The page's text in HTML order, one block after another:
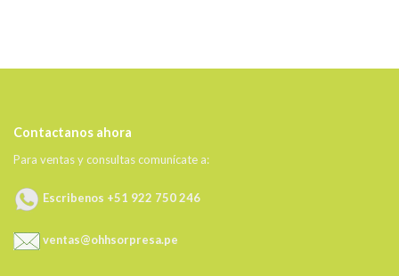
Contactanos ahora
Para ventas y consultas comunícate a:
Escribenos +51 922 750 246
ventas@ohhsorpresa.pe